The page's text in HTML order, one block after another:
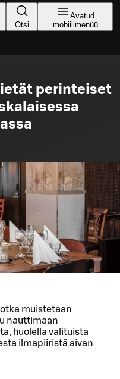
Otsi
Avatud
mobiilimenüü
perinteiset
muistetaan
nauttimaan
huolella valituista
ilmapiiristä aivan